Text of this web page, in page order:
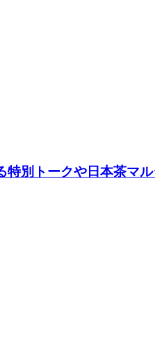
特別トークや日本茶マ